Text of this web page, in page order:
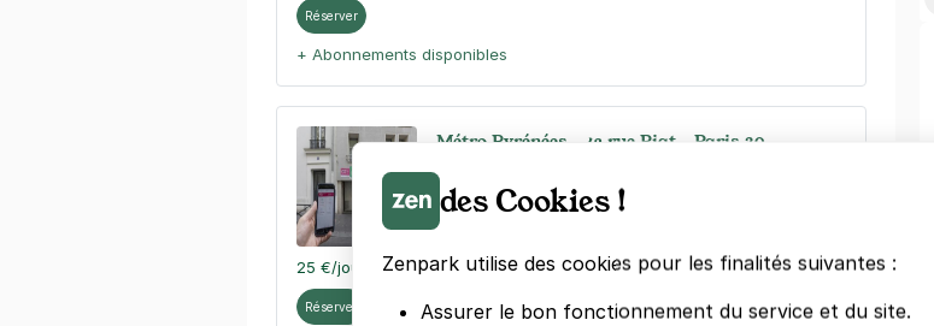
Réserver
+ Abonnements disponibles
Métro Pyrénées - 43 rue Piat - Paris 20
43 rue Piat
75020 Paris
25 €/jour 78 €/semaine(tarifs dégressifs)
Réserver
des Cookies !
Zenpark utilise des cookies pour les finalités suivantes :
Assurer le bon fonctionnement du service et du site.